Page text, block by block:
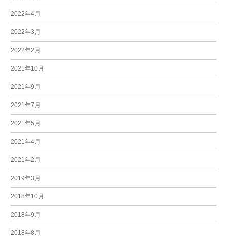
2022年4月
2022年3月
2022年2月
2021年10月
2021年9月
2021年7月
2021年5月
2021年4月
2021年2月
2019年3月
2018年10月
2018年9月
2018年8月